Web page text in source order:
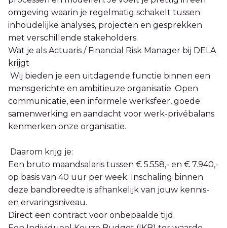
omgeving waarin je regelmatig schakelt tussen
inhoudelijke analyses, projecten en gesprekken
met verschillende stakeholders.
Wat je als Actuaris / Financial Risk Manager bij DELA
krijgt
Wij bieden je een uitdagende functie binnen een
mensgerichte en ambitieuze organisatie. Open
communicatie, een informele werksfeer, goede
samenwerking en aandacht voor werk-privébalans
kenmerken onze organisatie.
Daarom krijg je:
Een bruto maandsalaris tussen € 5.558,- en € 7.940,-
op basis van 40 uur per week. Inschaling binnen
deze bandbreedte is afhankelijk van jouw kennis-
en ervaringsniveau.
Direct een contract voor onbepaalde tijd.